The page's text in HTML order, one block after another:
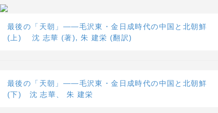
最後の「天朝」――毛沢東・金日成時代の中国と北朝鮮
(上) 沈 志華 (著), 朱 建栄 (翻訳)
最後の「天朝」――毛沢東・金日成時代の中国と北朝鮮
(下) 沈 志華、 朱 建栄